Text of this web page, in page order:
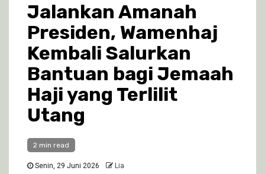
Jalankan Amanah
Presiden, Wamenhaj
Kembali Salurkan
Bantuan bagi Jemaah
Haji yang Terlilit
Utang
2 min read
Senin, 29 Juni 2026 Lia